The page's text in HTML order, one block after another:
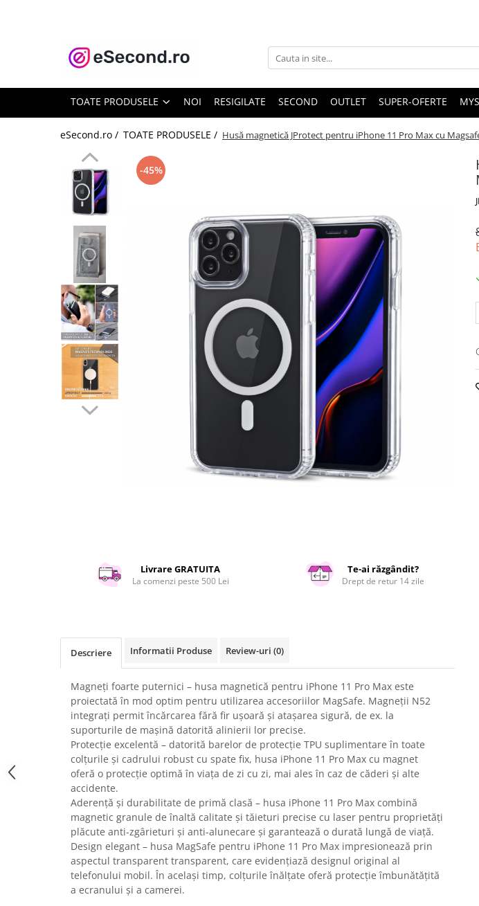
TOATE PRODUSELE
Accesorii Auto
Covorase auto
Echipamente pentru Atelier
Electronice Auto
Intretinere & Cosmetica auto
Trotinete electrice
Casa, Gradina & Bricolaj
Bucatarie & Servire
Curatenie si intretinere
Decoratiuni
Hobby-uri creative
Iluminat & Electrice
Scule electrice si unelte
Silicon, spume si solutii tehnice
Uscatoare rufe
Utilaje si materiale de constructii
Laptop, Tablete & Telefoane
Accesorii tablete
Laptopuri si Accesorii
Telefoane Mobile & accesorii
Wearable & Gadgeturi
Electrocasnice & Climatizare
Accesorii si piese masini spalat
rufe si uscatoare
Accesorii si piese masini spalat
Aparate Frigorifice
Aparate Racire Aer
Aragaze si cuptoare cu microunde
TOATE PRODUSELE NOI RESIGILATE SECOND OUTLET SUPER-OFERTE
eSecond.ro / TOATE PRODUSELE / Husă magnetică JProtect pentru iPhone 11 Pro Max cu
-45%
Livrare GRATUITA
La comenzi peste 500 Lei
Te-ai răzgândit?
Drept de retur 14 zile
Descriere Informatii Produse Review-uri (0)
Magneți foarte puternici – husa magnetică pentru iPhone 11 Pro Max este
proiectată în mod optim pentru utilizarea accesoriilor MagSafe. Magneții N52
integrați permit încărcarea fără fir ușoară și atașarea sigură, de ex. la
suporturile de mașină datorită alinierii lor precise.
Protecție excelentă – datorită barelor de protecție TPU suplimentare în toate
colțurile și cadrului robust cu spate fix, husa iPhone 11 Pro Max cu magnet
oferă o protecție optimă în viața de zi cu zi, mai ales în caz de căderi și alte
accidente.
Aderență și durabilitate de primă clasă – husa iPhone 11 Pro Max combină
magnetic granule de înaltă calitate și tăieturi precise cu laser pentru proprietăți
plăcute anti-zgârieturi și anti-alunecare și garantează o durată lungă de viață.
Design elegant – husa MagSafe pentru iPhone 11 Pro Max impresionează prin
aspectul transparent transparent, care evidențiază designul original al
telefonului mobil. În același timp, colțurile înălțate oferă protecție îmbunătățită
a ecranului și a camerei.